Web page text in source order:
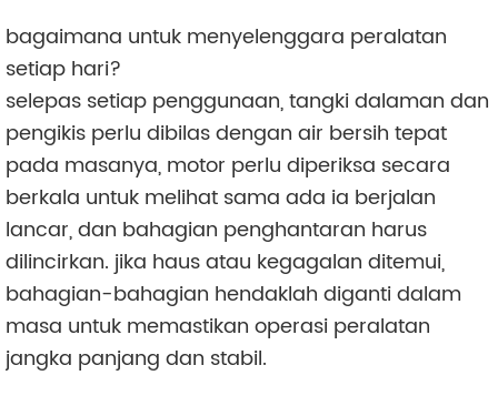
bagaimana untuk menyelenggara peralatan
setiap hari?
selepas setiap penggunaan, tangki dalaman dan
pengikis perlu dibilas dengan air bersih tepat
pada masanya, motor perlu diperiksa secara
berkala untuk melihat sama ada ia berjalan
lancar, dan bahagian penghantaran harus
dilincirkan. jika haus atau kegagalan ditemui,
bahagian-bahagian hendaklah diganti dalam
masa untuk memastikan operasi peralatan
jangka panjang dan stabil.